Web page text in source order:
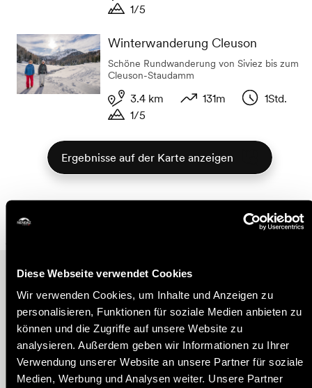
Diese Webseite verwendet Cookies
Wir verwenden Cookies, um Inhalte und Anzeigen zu
personalisieren, Funktionen für soziale Medien anbieten zu
können und die Zugriffe auf unsere Website zu
analysieren. Außerdem geben wir Informationen zu Ihrer
Verwendung unserer Website an unsere Partner für soziale
Medien, Werbung und Analysen weiter. Unsere Partner
Distanz
1/5
Winterwanderung Cleuson
Schöne Rundwanderung von Siviez bis zum
Cleuson-Staudamm
Distanz
3.4 km
131m
1Std.
1/5
Ergebnisse auf der Karte anzeigen
Andere Ideen